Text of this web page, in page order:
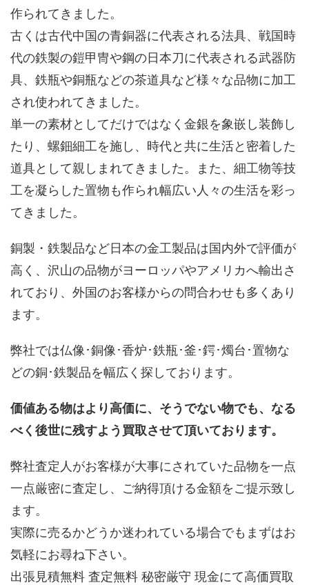
作られてきました。
古くは古代中国の青銅器に代表される法具、戦国時
代の鉄製の鎧甲冑や鋼の日本刀に代表される武器防
具、鉄瓶や銅瓶などの茶道具など様々な品物に加工
され使われてきました。
単一の素材としてだけではなく金銀を象嵌し装飾し
たり、螺鈿細工を施し、時代と共に生活と密着した
道具として親しまれてきました。また、細工物等技
工を凝らした置物も作られ幅広い人々の生活を彩っ
てきました。
銅製・鉄製品など日本の金工製品は国内外で評価が
高く、沢山の品物がヨーロッパやアメリカへ輸出さ
れており、外国のお客様からの問合わせも多くあり
ます。
弊社では仏像･銅像･香炉･鉄瓶･釜･鍔･燭台･置物な
どの銅･鉄製品を幅広く探しております。
価値ある物はより高価に、そうでない物でも、なる
べく後世に残すよう買取させて頂いております。
弊社査定人がお客様が大事にされていた品物を一点
一点厳密に査定し、ご納得頂ける金額をご提示致し
ます。
実際に売るかどうか迷われている場合でもまずはお
気軽にお尋ね下さい。
出張見積無料 査定無料 秘密厳守 現金にて高価買取